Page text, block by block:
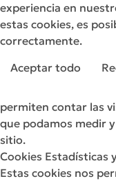
experiencia en
estas cookies, es
correctamente.
Aceptar todo
permiten contar las
que podamos medir
sitio.
Cookies Estadísticas
Estas cookies nos